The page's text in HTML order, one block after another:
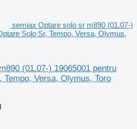
semiax Optare solo sr m890 (01.07-)
Solo Sr, Tempo, Versa, Olymus,
(01.07-) 19065001 pentru
Tempo, Versa, Olymus, Toro